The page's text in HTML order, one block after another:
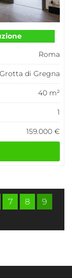
Roma
di Gregna
40 m²
1
159.000 €
7 8 9